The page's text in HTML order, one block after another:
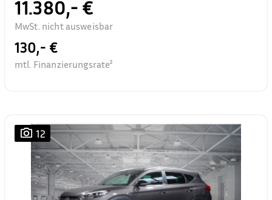
11.380,- €
MwSt. nicht ausweisbar
130,- €
mtl. Finanzierungsrate²
12